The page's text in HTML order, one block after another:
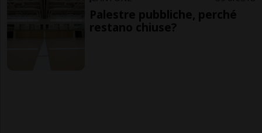
Palestre pubbliche, perché
restano chiuse?